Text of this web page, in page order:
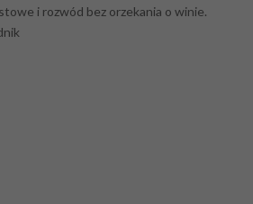
i rozwód bez orzekania o winie.